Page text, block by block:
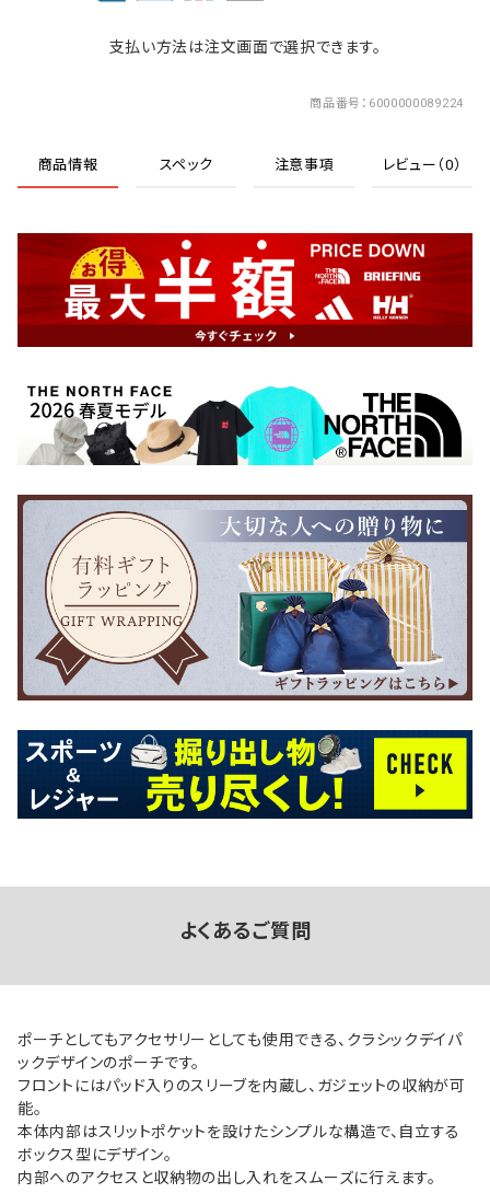
支払い方法は注文画面で選択できます。
商品番号 6000000089224
商品情報 スペック 注意事項 レビュー（0）
よくあるご質問
ポーチとしてもアクセサリーとしても使用できる、クラシックデイパ
ックデザインのポーチです。
フロントにはパッド入りのスリーブを内蔵し、ガジェットの収納が可
能。
本体内部はスリットポケットを設けたシンプルな構造で、自立する
ボックス型にデザイン。
内部へのアクセスと収納物の出し入れをスムーズに行えます。